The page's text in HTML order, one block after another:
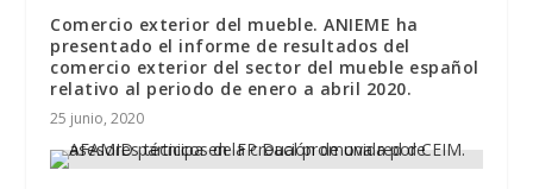
Comercio exterior del mueble. ANIEME ha
presentado el informe de resultados del
comercio exterior del sector del mueble español
relativo al periodo de enero a abril 2020.
25 junio, 2020